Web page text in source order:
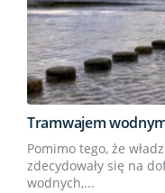
Tramwajem
Pomimo tego, że
zdecydowały się na
wodnych,...